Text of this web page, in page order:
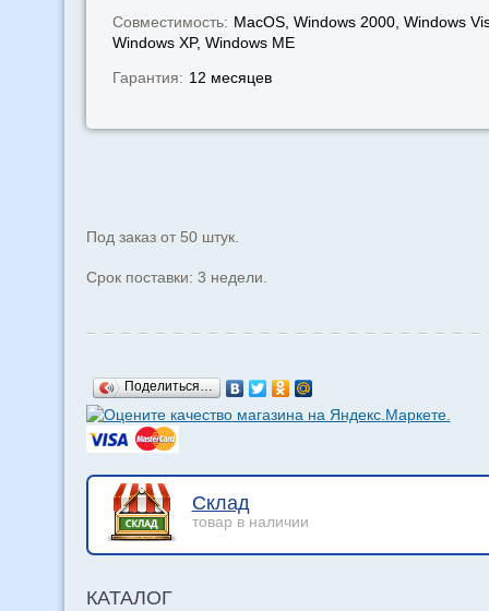
Совместимость: MacOS, Windows 2000, Windows
Windows XP, Windows МЕ
Гарантия: 12 месяцев
Под заказ от 50 штук.
Срок поставки: 3 недели.
Поделиться…
Склад
товар в наличии
КАТАЛОГ